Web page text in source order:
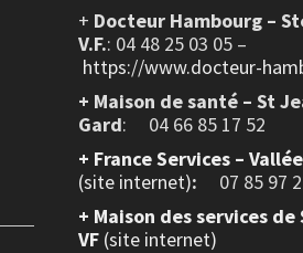
+ Docteur Hambourg –
V.F.: 04 48 25 03 05 –
https://www.docteur-
+ Maison de santé – St
Gard: 04 66 85 17 52
+ France Services –
(site internet):
07 85 97
+ Maison des services
VF (site internet)